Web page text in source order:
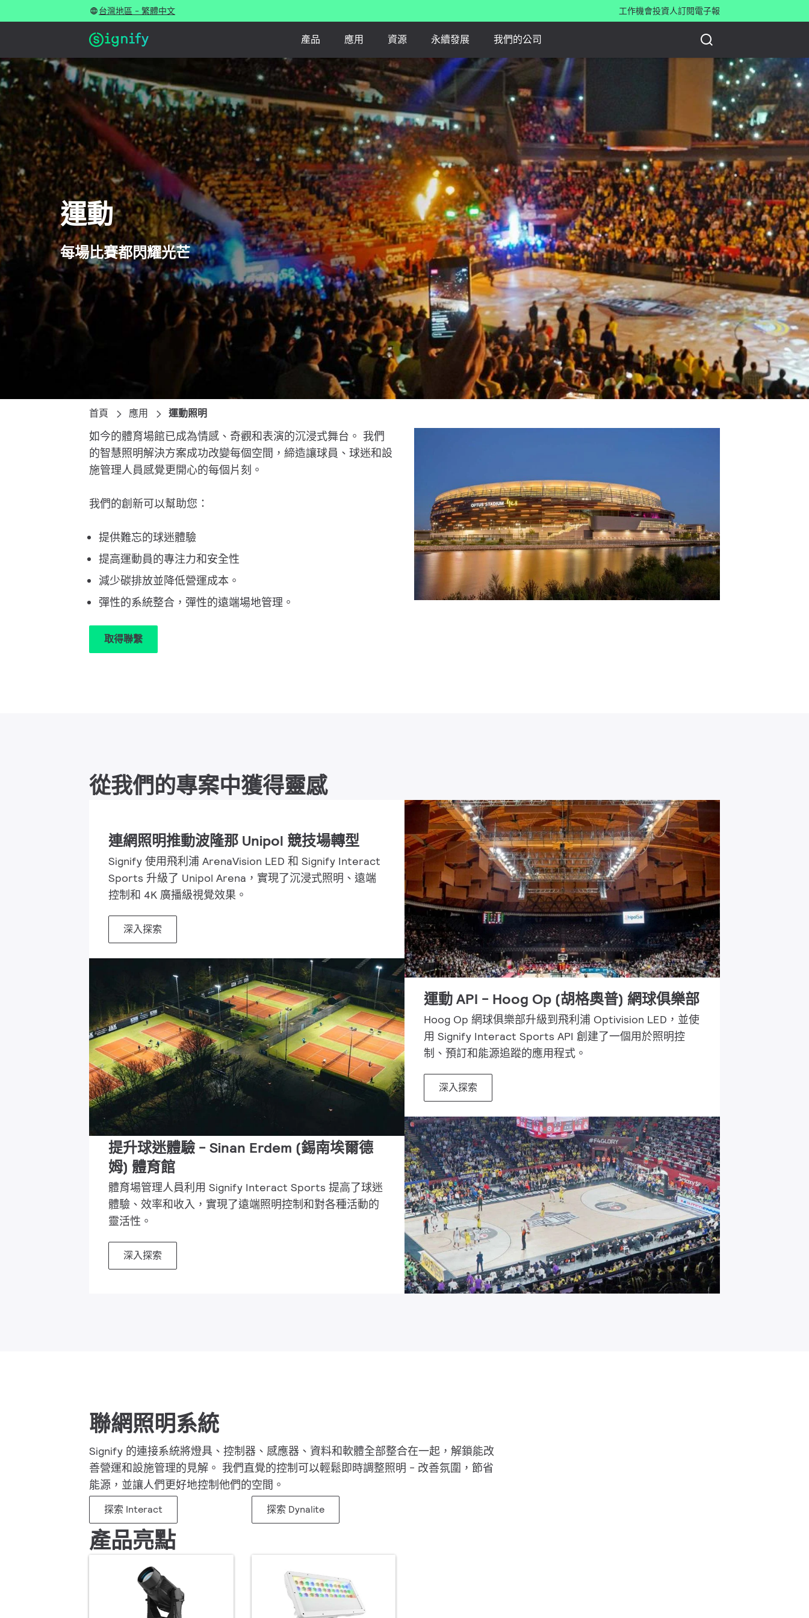
台灣地區 - 繁體中文 工作機會投資人訂閱電子報
產品 應用 資源 永續發展 我們的公司
運動
每場比賽都閃耀光芒
首頁 應用 運動照明
如今的體育場館已成為情感、奇觀和表演的沉浸式舞台。 我們
的智慧照明解決方案成功改變每個空間，締造讓球員、球迷和設
施管理人員感覺更開心的每個片刻。
我們的創新可以幫助您：
提供難忘的球迷體驗
提高運動員的專注力和安全性
減少碳排放並降低營運成本。
彈性的系統整合，彈性的遠端場地管理。
取得聯繫
從我們的專案中獲得靈感
連網照明推動波隆那 Unipol 競技場轉型
Signify 使用飛利浦 ArenaVision LED 和 Signify Interact
Sports 升級了 Unipol Arena，實現了沉浸式照明、遠端
控制和 4K 廣播級視覺效果。
深入探索
運動 API - Hoog Op (胡格奧普) 網球俱樂部
Hoog Op 網球俱樂部升級到飛利浦 Optivision LED，並使
用 Signify Interact Sports API 創建了一個用於照明控
制、預訂和能源追蹤的應用程式。
深入探索
提升球迷體驗 - Sinan Erdem (錫南埃爾德
姆) 體育館
體育場管理人員利用 Signify Interact Sports 提高了球迷
體驗、效率和收入，實現了遠端照明控制和對各種活動的
靈活性。
深入探索
聯網照明系統
Signify 的連接系統將燈具、控制器、感應器、資料和軟體全部整合在一起，解鎖能改
善營運和設施管理的見解。 我們直覺的控制可以輕鬆即時調整照明 - 改善氛圍，節省
能源，並讓人們更好地控制他們的空間。
探索 Interact 探索 Dynalite
產品亮點